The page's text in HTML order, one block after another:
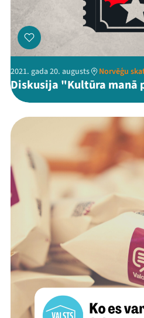
Viņi bija
Veikals
ThreadsFacebookYoutube
X
2021. gada 20. augusts Norvēģu
Diskusija "Kultūra manā